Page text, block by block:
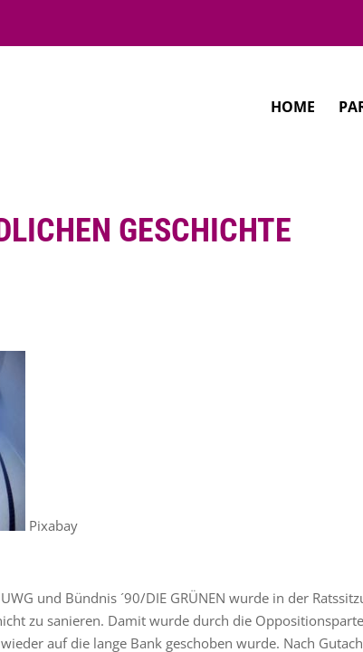
HOME
GESCHICHTE
Pixabay
und Bündnis ´90/DIE GRÜNEN wurde in der
zu sanieren. Damit wurde durch die
auf die lange Bank geschoben wurde. Nach